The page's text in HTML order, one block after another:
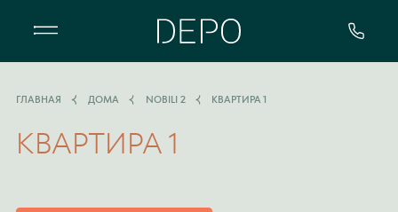
ГЛАВНАЯ ДОМА NOBILI 2 КВАРТИРА 1
КВАРТИРА 1